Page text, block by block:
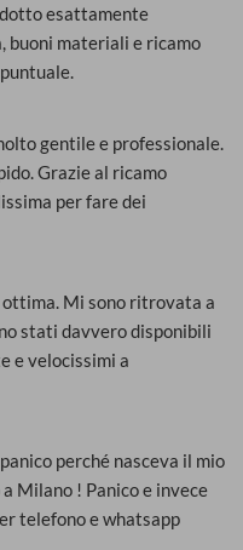
esattamente
buoni materiali e ricamo
gentile e professionale.
Grazie al ricamo
per fare dei
ottima. Mi sono ritrovata a
stati davvero disponibili
e velocissimi a
perché nasceva il mio
Milano ! Panico e invece
telefono e whatsapp